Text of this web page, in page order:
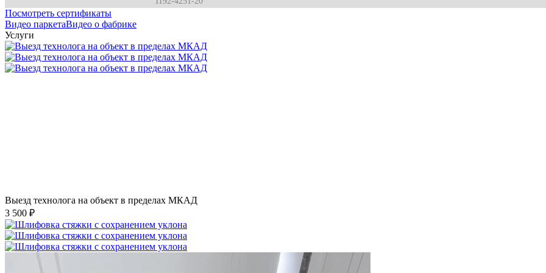
Посмотреть сертификаты
Видео паркетаВидео о фабрике
Услуги
Выезд технолога на объект в пределах МКАД
3 500 ₽